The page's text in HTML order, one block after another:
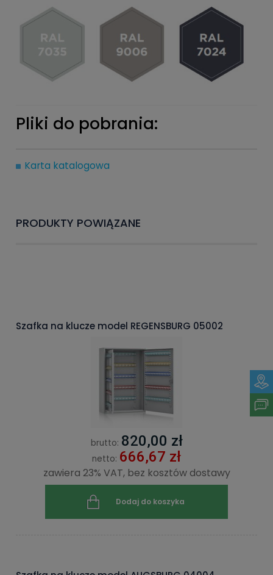
Pliki do pobrania:
Karta katalogowa
PRODUKTY POWIĄZANE
Szafka na klucze model REGENSBURG 05002
brutto: 820,00 zł
netto: 666,67 zł
zawiera 23% VAT, bez kosztów dostawy
Dodaj do koszyka